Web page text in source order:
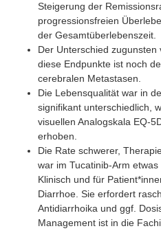
Steigerung der
progressionsfreien
der Gesamtüberlebenszeit.
Der Unterschied
diese Endpunkte ist noch
cerebralen Metastasen.
Die Lebensqualität war in
signifikant unterschiedlich,
visuellen Analogskala EQ-
erhoben.
Die Rate schwerer,
war im Tucatinib-Arm
Klinisch und für
Diarrhoe. Sie erfordert
Antidiarrhoika und ggf.
Management ist in die